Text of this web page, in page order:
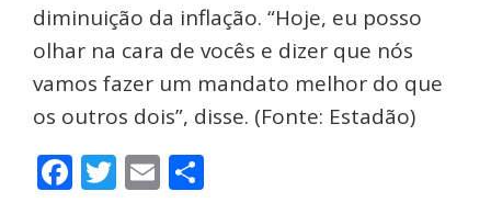
diminuição da inflação. “Hoje, eu posso
olhar na cara de vocês e dizer que nós
vamos fazer um mandato melhor do que
os outros dois”, disse. (Fonte: Estadão)
Facebook
Twitter
Email